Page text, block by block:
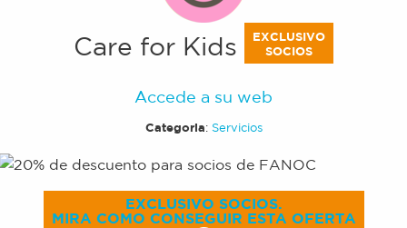
Care for Kids
EXCLUSIVO
SOCIOS
Accede a su web
Categoria: Servicios
EXCLUSIVO SOCIOS.
MIRA COMO CONSEGUIR ESTA OFERTA